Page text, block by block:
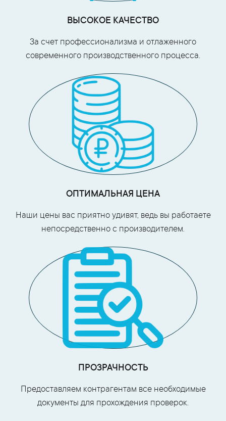
ВЫСОКОЕ КАЧЕСТВО
За счет профессионализма и отлаженного
современного производственного процесса.
ОПТИМАЛЬНАЯ ЦЕНА
Наши цены вас приятно удивят, ведь вы работаете
непосредственно с производителем.
ПРОЗРАЧНОСТЬ
Предоставляем контрагентам все необходимые
документы для прохождения проверок.